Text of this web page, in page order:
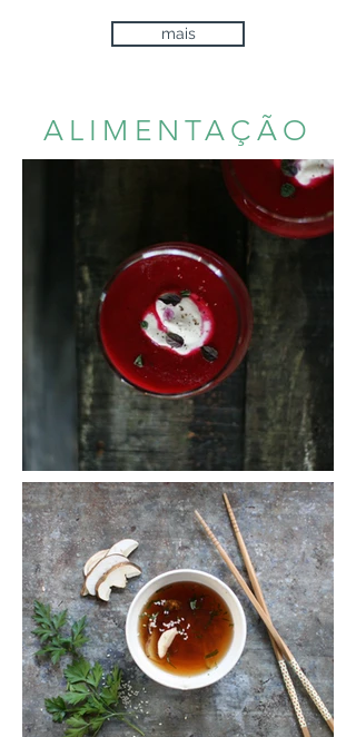
mais
ALIMENTAÇÃO